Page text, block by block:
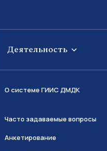
Деятельность
О системе ГИИС ДМДК
Часто задаваемые вопросы
Анкетирование